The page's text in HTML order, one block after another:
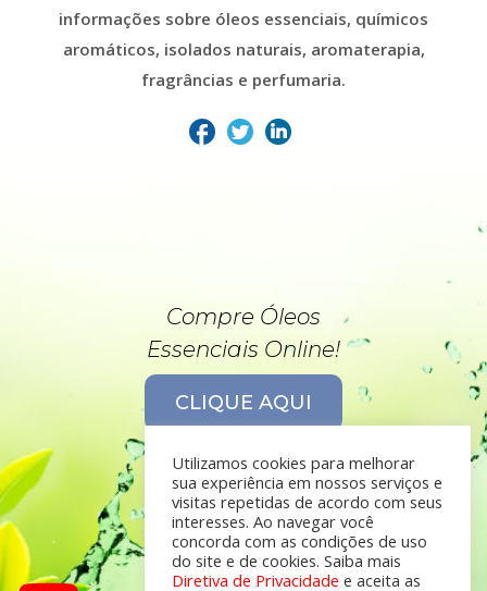
informações sobre óleos essenciais, químicos
aromáticos, isolados naturais, aromaterapia,
fragrâncias e perfumaria.
Compre Óleos
Essenciais Online!
CLIQUE AQUI
Utilizamos cookies para melhorar
sua experiência em nossos serviços e
visitas repetidas de acordo com seus
interesses. Ao navegar você
concorda com as condições de uso
do site e de cookies. Saiba mais
Diretiva de Privacidade e aceita as